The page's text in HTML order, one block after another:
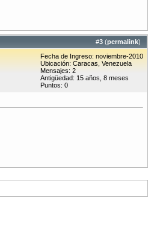
#3 (permalink)
Fecha de Ingreso: noviembre-2010
Ubicación: Caracas, Venezuela
Mensajes: 2
Antigüedad: 15 años, 8 meses
Puntos: 0